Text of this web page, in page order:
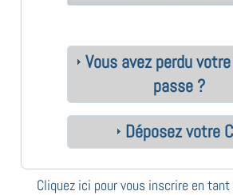
Vous avez perdu
passe ?
Déposez votre
Cliquez ici pour vous inscrire en tant